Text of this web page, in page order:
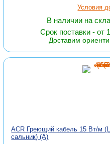
Условия
В наличии на
Срок поставки - от
Доставим
ACR Греющий кабель 15 Вт/м
сальник) (А)